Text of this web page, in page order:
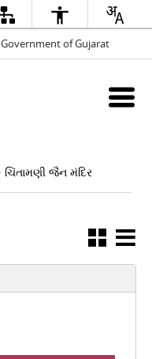
Government of Gujarat
ચિંતામણી જૈન મંદિર